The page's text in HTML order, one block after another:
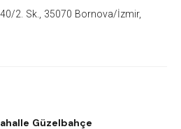
2. Sk., 35070 Bornova/İzmir,
Güzelbahçe